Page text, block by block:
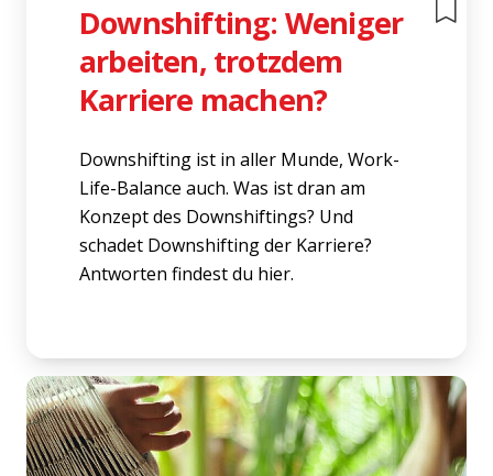
Downshifting: Weniger
arbeiten, trotzdem
Karriere machen?
Downshifting ist in aller Munde, Work-
Life-Balance auch. Was ist dran am
Konzept des Downshiftings? Und
schadet Downshifting der Karriere?
Antworten findest du hier.